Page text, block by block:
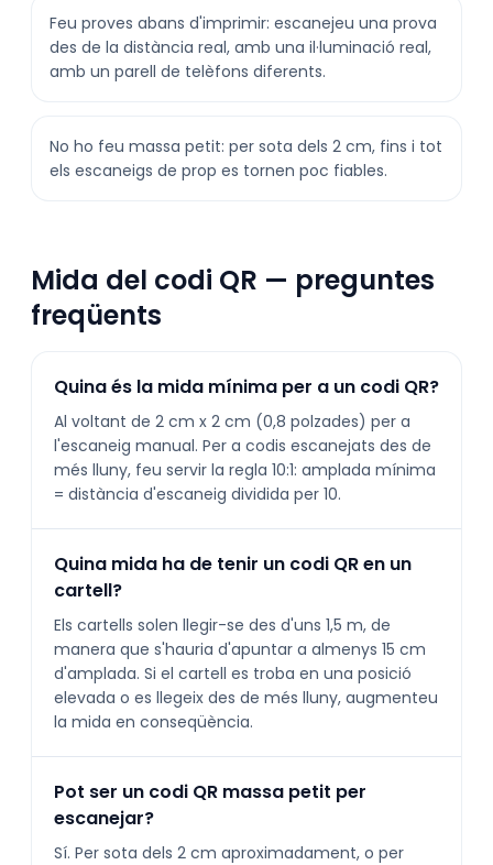
Feu proves abans d'imprimir: escanejeu una prova
des de la distància real, amb una il·luminació real,
amb un parell de telèfons diferents.
No ho feu massa petit: per sota dels 2 cm, fins i tot
els escaneigs de prop es tornen poc fiables.
Mida del codi QR — preguntes
freqüents
Quina és la mida mínima per a un codi QR?
Al voltant de 2 cm x 2 cm (0,8 polzades) per a
l'escaneig manual. Per a codis escanejats des de
més lluny, feu servir la regla 10:1: amplada mínima
= distància d'escaneig dividida per 10.
Quina mida ha de tenir un codi QR en un
cartell?
Els cartells solen llegir-se des d'uns 1,5 m, de
manera que s'hauria d'apuntar a almenys 15 cm
d'amplada. Si el cartell es troba en una posició
elevada o es llegeix des de més lluny, augmenteu
la mida en conseqüència.
Pot ser un codi QR massa petit per
escanejar?
Sí. Per sota dels 2 cm aproximadament, o per